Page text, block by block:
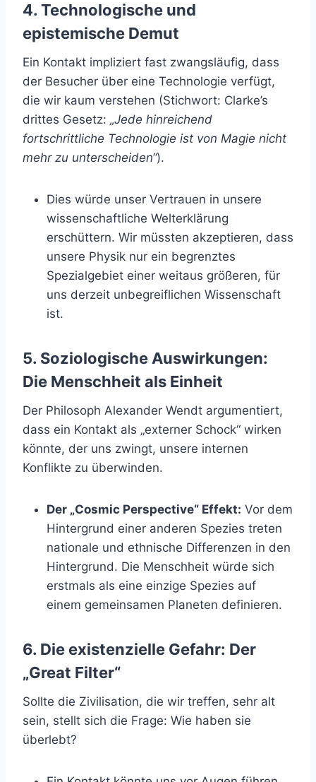
4. Technologische und
epistemische Demut
Ein Kontakt impliziert fast zwangsläufig, dass
der Besucher über eine Technologie verfügt,
die wir kaum verstehen (Stichwort: Clarke’s
drittes Gesetz: „Jede hinreichend
fortschrittliche Technologie ist von Magie nicht
mehr zu unterscheiden“).
Dies würde unser Vertrauen in unsere
wissenschaftliche Welterklärung
erschüttern. Wir müssten akzeptieren, dass
unsere Physik nur ein begrenztes
Spezialgebiet einer weitaus größeren, für
uns derzeit unbegreiflichen Wissenschaft
ist.
5. Soziologische Auswirkungen:
Die Menschheit als Einheit
Der Philosoph Alexander Wendt argumentiert,
dass ein Kontakt als „externer Schock“ wirken
könnte, der uns zwingt, unsere internen
Konflikte zu überwinden.
Der „Cosmic Perspective“ Effekt: Vor dem
Hintergrund einer anderen Spezies treten
nationale und ethnische Differenzen in den
Hintergrund. Die Menschheit würde sich
erstmals als eine einzige Spezies auf
einem gemeinsamen Planeten definieren.
6. Die existenzielle Gefahr: Der
„Great Filter“
Sollte die Zivilisation, die wir treffen, sehr alt
sein, stellt sich die Frage: Wie haben sie
überlebt?